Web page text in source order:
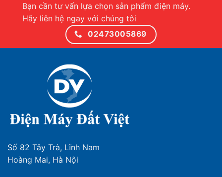
Bạn cần tư vấn lựa chọn sản phẩm điện máy.
Hãy liên hệ ngay với chúng tôi
02473005869
Số 82 Tây Trà, Lĩnh Nam
Hoàng Mai, Hà Nội